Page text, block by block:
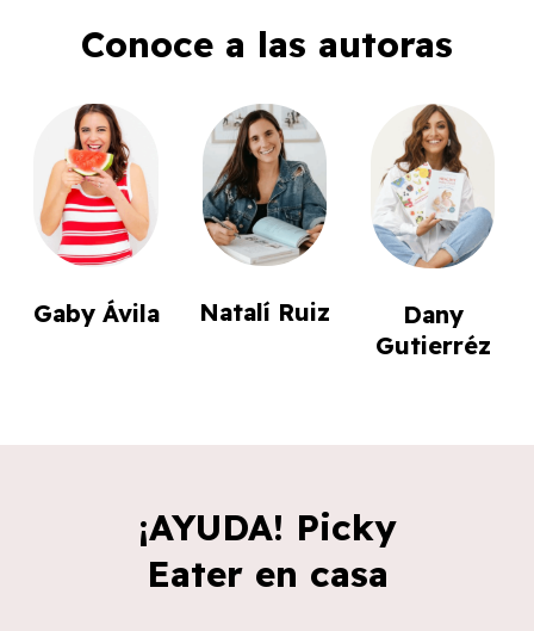
Conoce a las autoras
Gaby Ávila Natalí Ruiz
Dany
Gutierréz
¡AYUDA! Picky
Eater en casa